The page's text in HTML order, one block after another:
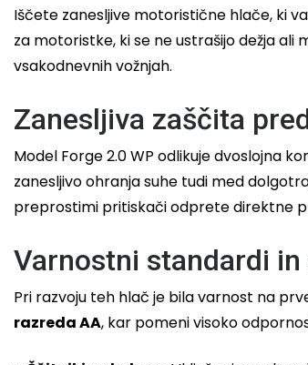
Iščete zanesljive motoristične hlače, ki
za motoristke, ki se ne ustrašijo dežja
vsakodnevnih vožnjah.
Zanesljiva zaščita
Model Forge 2.0 WP odlikuje dvoslojna
zanesljivo ohranja suhe tudi med
preprostimi pritiskači odprete direktne
Varnostni standardi
Pri razvoju teh hlač je bila varnost na
razreda AA, kar pomeni visoko